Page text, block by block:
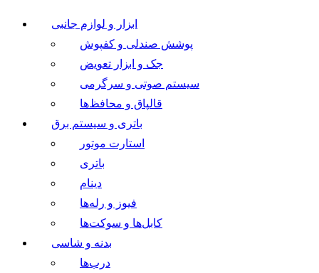
ابزار و لوازم جانبی
پوشش صندلی و کفپوش
جک و ابزار تعویض
سیستم صوتی و سرگرمی
قالپاق و محافظ‌ها
باتری و سیستم برق
استارت موتور
باتری
دینام
فیوز و رله‌ها
کابل‌ها و سوکت‌ها
بدنه و شاسی
درب‌ها